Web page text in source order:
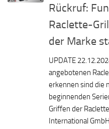
Rückruf:
Raclette-
der Marke
UPDATE
angebotenen
erkennen sind die
beginnenden
Griffen der
International